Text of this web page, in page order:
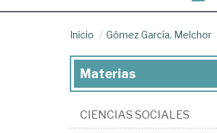
Inicio Gómez García, Melchor
Materias
CIENCIAS SOCIALES